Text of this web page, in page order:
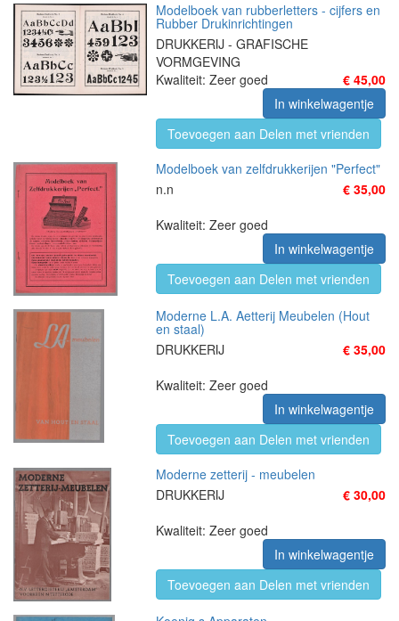
Modelboek van rubberletters - cijfers en
Rubber Drukinrichtingen
DRUKKERIJ - GRAFISCHE
VORMGEVING
€ 45,00
Kwaliteit: Zeer goed
In winkelwagentje
Toevoegen aan Delen met vrienden
Modelboek van zelfdrukkerijen "Perfect"
n.n
€ 35,00
Kwaliteit: Zeer goed
In winkelwagentje
Toevoegen aan Delen met vrienden
Moderne L.A. Aetterij Meubelen (Hout
en staal)
DRUKKERIJ
€ 35,00
Kwaliteit: Zeer goed
In winkelwagentje
Toevoegen aan Delen met vrienden
Moderne zetterij - meubelen
DRUKKERIJ
€ 30,00
Kwaliteit: Zeer goed
In winkelwagentje
Toevoegen aan Delen met vrienden